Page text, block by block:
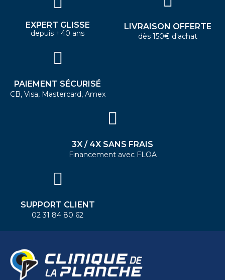
EXPERT GLISSE
depuis +40 ans
LIVRAISON OFFERTE
dès 150€ d'achat
PAIEMENT SÉCURISÉ
CB, Visa, Mastercard, Amex
3X / 4X SANS FRAIS
Financement avec FLOA
SUPPORT CLIENT
02 31 84 80 62